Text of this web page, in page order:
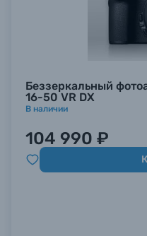
Беззеркальный
16-50 VR DX
В наличии
104 990 ₽